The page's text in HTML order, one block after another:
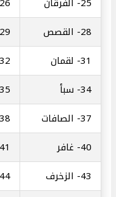
28- القصص 29-
31- لقمان 32-
34- سبأ 35-
37- الصافات 38-
40- غافر 41-
43- الزخرف 44-